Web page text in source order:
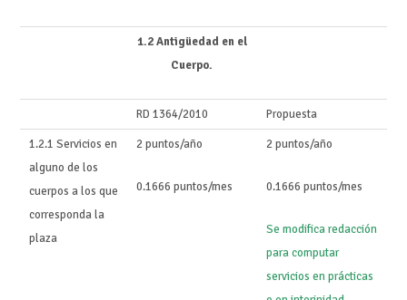
1.2 Antigüedad en el
Cuerpo.
RD 1364/2010 Propuesta
1.2.1 Servicios en
alguno de los
cuerpos a los que
corresponda la
plaza
2 puntos/año
0.1666 puntos/mes
2 puntos/año
0.1666 puntos/mes
Se modifica redacción
para computar
servicios en prácticas